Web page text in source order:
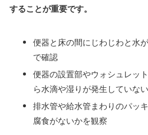
することが重要です。
便器と床の間にじわじわと水
で確認
便器の設置部やウォシュレッ
ら水滴や湿りが発生していな
排水管や給水管まわりのパッ
腐食がないかを観察